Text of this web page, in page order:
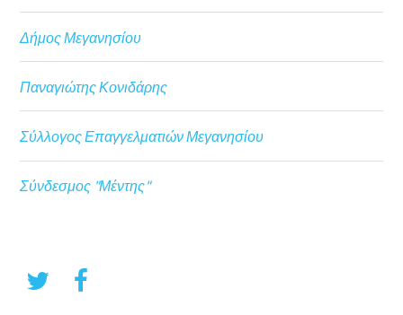
Δήμος Μεγανησίου
Παναγιώτης Κονιδάρης
Σύλλογος Επαγγελματιών Μεγανησίου
Σύνδεσμος "Μέντης"